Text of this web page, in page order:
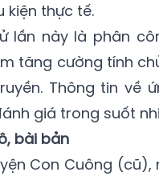
kiện thực tế.
lần này là phân
tăng cường tính
Thông tin về
giá trong suốt
bài bản
Con Cuông (cũ),